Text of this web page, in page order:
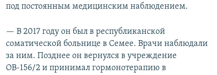
под постоянным медицинским наблюдением.
— В 2017 году он был в республиканской
соматической больнице в Семее. Врачи наблюдали
за ним. Позднее он вернулся в учреждение
ОВ-156/2 и принимал гормонотерапию в